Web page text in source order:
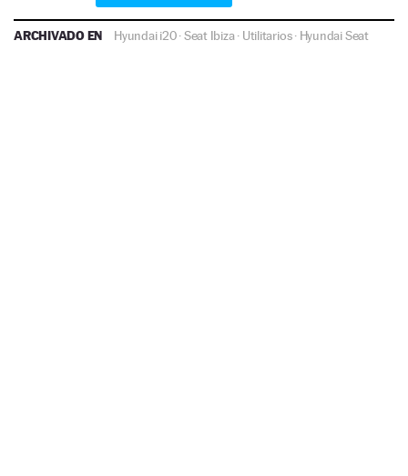
ARCHIVADO EN Hyundai i20·Seat Ibiza· Utilitarios· HyundaiSeat